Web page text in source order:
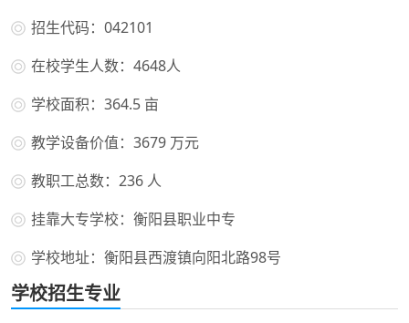
招生代码：042101
在校学生人数：4648人
学校面积：364.5 亩
教学设备价值：3679 万元
教职工总数：236 人
挂靠大专学校：衡阳县职业中专
学校地址：衡阳县西渡镇向阳北路98号
学校招生专业